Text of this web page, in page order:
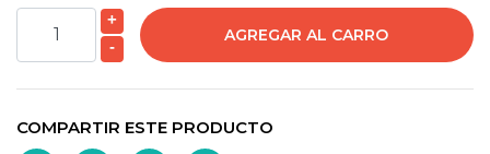
+
-
COMPARTIR ESTE PRODUCTO